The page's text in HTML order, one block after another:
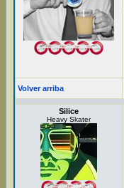
Volver arriba
Silice
Heavy Skater